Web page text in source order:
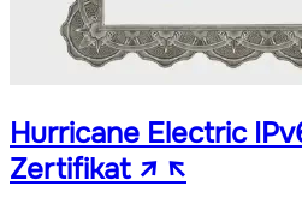
Hurricane Electric
Zertifikat ↗ ↖